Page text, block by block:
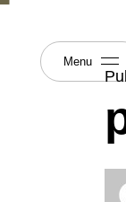
Menu